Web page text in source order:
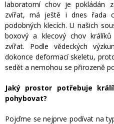
laboratorní chov je pokládán
zvířat, má ještě i dnes řada
podobných klecích. U našich
boxový a klecový chov
zvířat. Podle vědeckých
dokonce deformací skeletu,
sedět a nemohou se přirozeně
Jaký prostor potřebuje
pohybovat?
Pojďme se nejprve podívat na